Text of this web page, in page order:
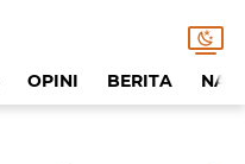
OPINI BERITA